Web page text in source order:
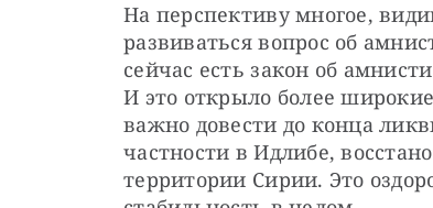
На перспективу многое,
развиваться вопрос об
сейчас есть закон об
И это открыло более
важно довести до конца
частности в Идлибе,
территории Сирии. Это